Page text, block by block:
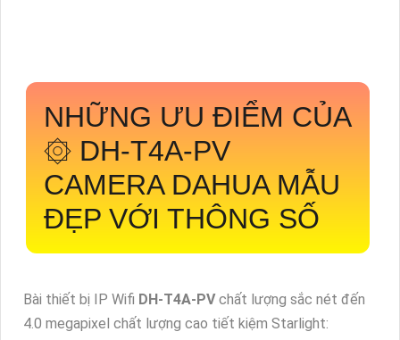
NHỮNG ƯU ĐIỂM CỦA
۞ DH-T4A-PV
CAMERA DAHUA MẪU
ĐẸP VỚI THÔNG SỐ
Bài thiết bị IP Wifi DH-T4A-PVchất lượng sắc nét đến
4.0 megapixel chất lượng cao tiết kiệm Starlight: